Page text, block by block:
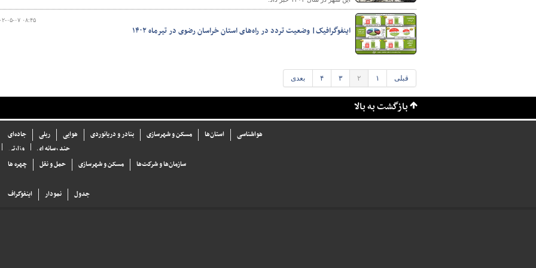
۱۴۰۲-۰۵-۰۷
اینفوگرافیک| وضعیت تردد در راه‌های استان خراسان رضوی در تیرماه ۱۴۰۲
قبلی ۱ ۲ ۳ ۴ بعدی
بازگشت به بالا
جاده‌ای ریلی هوایی بنادر و دریانوردی مسکن و شهرسازی استان‌ها
هواشناسی
وزارتی
چند رسانه ای
چهره ها حمل و نقل مسکن و شهرسازی سازما‌ن‌ها و شركت‌ها
اینفوگراف نمودار جدول